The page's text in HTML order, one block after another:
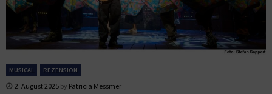
MUSICAL REZENSION
2. August 2025 by Patricia Messmer